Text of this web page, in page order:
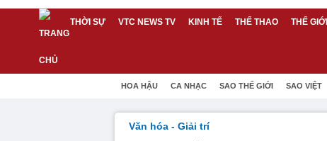
THỜI SỰ VTC NEWS TV KINH TẾ THỂ THAO THẾ GIỚI
HOA HẬU CA NHẠC SAO THẾ GIỚI SAO VIỆT
Văn hóa - Giải trí